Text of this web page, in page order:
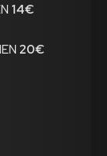
14€
20€